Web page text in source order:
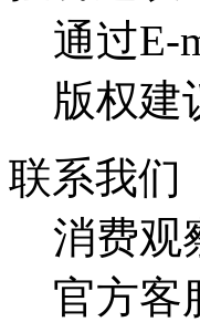
通过E-
版权建
联系我们
消费观
官方客